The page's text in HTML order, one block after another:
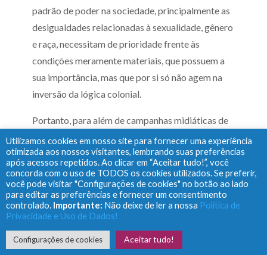
padrão de poder na sociedade, principalmente as
desigualdades relacionadas à sexualidade, gênero
e raça, necessitam de prioridade frente às
condições meramente materiais, que possuem a
sua importância, mas que por si só não agem na
inversão da lógica colonial.
Portanto, para além de campanhas midiáticas de
massa, precisamos de atuação preventiva no
território, no chão das comunidades e em
conjunto com as populações mais vulneráveis, por
mais participação social, mais democracia, mais
direitos e cidadania.
Uma transformação que no cenário atual, de
aumento das taxas de suicídio, nos parece
Utilizamos cookies em nosso site para fornecer uma experiência
otimizada aos nossos visitantes, lembrando suas preferências
após acessos repetidos. Ao clicar em “Aceitar tudo!”, você
concorda com o uso de TODOS os cookies utilizados. Se preferir,
você pode visitar "Configurações de cookies" no botão ao lado
para editar as preferências e fornecer um consentimento
controlado. Importante: Não deixe de ler a nossa Política de
Privacidade e Uso de Dados!
Configurações de cookies Aceitar tudo!